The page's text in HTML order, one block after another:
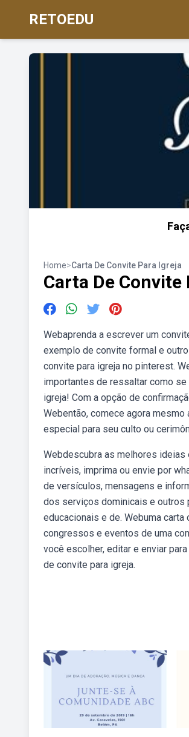
RETOEDU
Home>Carta De Convite Para Igreja
Carta De Convite
Webaprenda a escrever um
exemplo de convite formal e
convite para igreja no pinterest.
importantes de ressaltar como
igreja! Com a opção de
Webentão, comece agora
especial para seu culto ou
Webdescubra as melhores
incríveis, imprima ou envie por
de versículos, mensagens e
dos serviços dominicais e outros
educacionais e de. Webuma
congressos e eventos de uma
você escolher, editar e enviar
de convite para igreja.